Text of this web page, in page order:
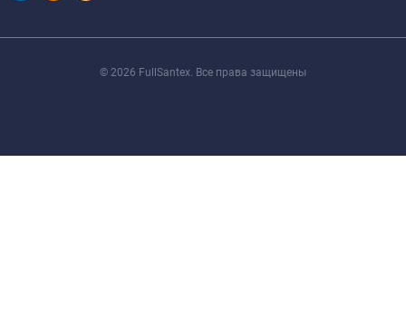
© 2026 FullSantex. Все права защищены